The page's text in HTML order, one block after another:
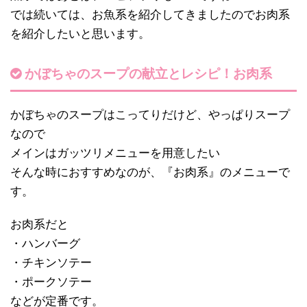
では続いては、お魚系を紹介してきましたのでお肉系
を紹介したいと思います。
かぼちゃのスープの献立とレシピ！お肉系
かぼちゃのスープはこってりだけど、やっぱりスープ
なので
メインはガッツリメニューを用意したい
そんな時におすすめなのが、『お肉系』のメニューで
す。
お肉系だと
・ハンバーグ
・チキンソテー
・ポークソテー
などが定番です。